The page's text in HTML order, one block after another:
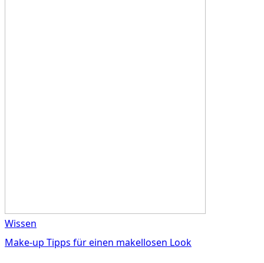
Wissen
Make-up Tipps für einen makellosen Look